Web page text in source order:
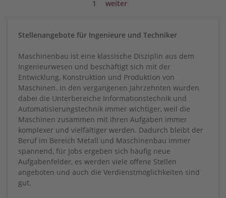
1 weiter
Stellenangebote für Ingenieure und Techniker
Maschinenbau ist eine klassische Disziplin aus dem
Ingenieurwesen und beschäftigt sich mit der
Entwicklung, Konstruktion und Produktion von
Maschinen. In den vergangenen Jahrzehnten wurden
dabei die Unterbereiche Informationstechnik und
Automatisierungstechnik immer wichtiger, weil die
Maschinen zusammen mit ihren Aufgaben immer
komplexer und vielfältiger werden. Dadurch bleibt der
Beruf im Bereich Metall und Maschinenbau immer
spannend, für Jobs ergeben sich häufig neue
Aufgabenfelder, es werden viele offene Stellen
angeboten und auch die Verdienstmöglichkeiten sind
gut.